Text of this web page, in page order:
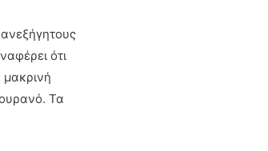
ότι
Τα